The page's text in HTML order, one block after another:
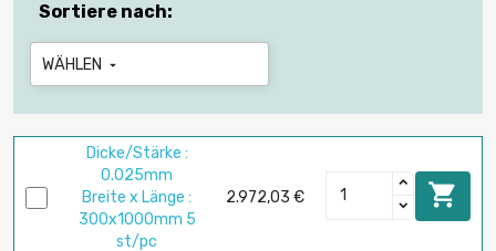
Sortiere nach:
WÄHLEN 
Dicke/Stärke :
0.025mm
Breite x Länge :
300x1000mm 5
st/pc
2.972,03 € 